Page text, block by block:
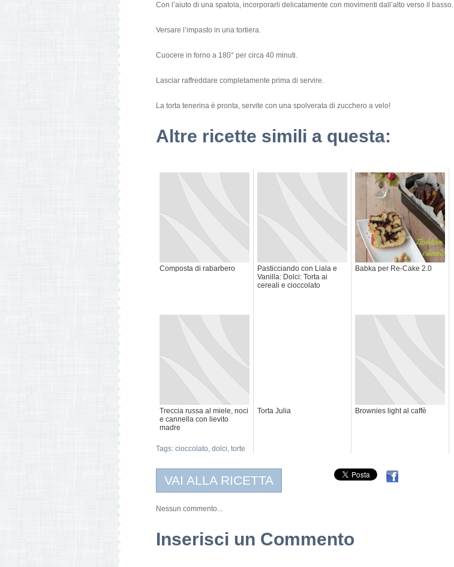
Con l’aiuto di una spatola, incorporarli delicatamente con movimenti dall’alto verso il basso.
Versare l’impasto in una tortiera.
Cuocere in forno a 180° per circa 40 minuti.
Lasciar raffreddare completamente prima di servire.
La torta tenerina è pronta, servite con una spolverata di zucchero a velo!
Altre ricette simili a questa:
Composta di rabarbero
Pasticciando con Liala e
Vanilla: Dolci: Torta ai
cereali e cioccolato
Babka per Re-Cake 2.0
Treccia russa al miele, noci
e cannella con lievito
madre
Torta Julia Brownies light al caffè
Tags: cioccolato, dolci, torte
VAI ALLA RICETTA
Nessun commento...
Inserisci un Commento